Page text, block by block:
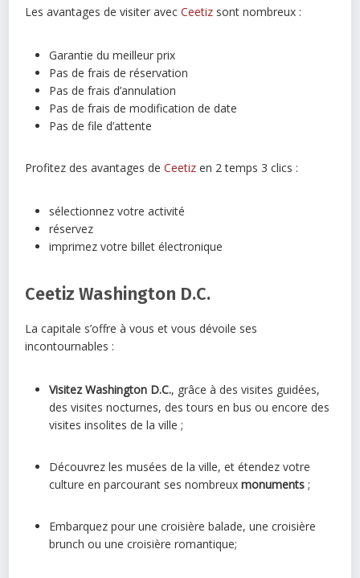
Les avantages de visiter avecCeetiz sont nombreux :
Garantie du meilleur prix
Pas de frais de réservation
Pas de frais d’annulation
Pas de frais de modification de date
Pas de file d’attente
Profitez des avantages deCeetiz en 2 temps 3 clics :
sélectionnez votre activité
réservez
imprimez votre billet électronique
Ceetiz Washington D.C.
La capitale s’offre à vous et vous dévoile ses
incontournables :
Visitez Washington D.C., grâce à des visites guidées,
des visites nocturnes, des tours en bus ou encore des
visites insolites de la ville ;
Découvrez les musées de la ville, et étendez votre
culture en parcourant ses nombreuxmonuments ;
Embarquez pour une croisière balade, une croisière
brunch ou une croisière romantique;